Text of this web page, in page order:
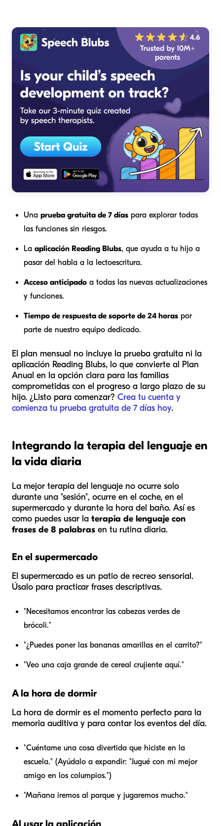
Una prueba gratuita de 7 días para explorar todas
las funciones sin riesgos.
La aplicación Reading Blubs, que ayuda a tu hijo a
pasar del habla a la lectoescritura.
Acceso anticipado a todas las nuevas actualizaciones
y funciones.
Tiempo de respuesta de soporte de 24 horas por
parte de nuestro equipo dedicado.
El plan mensual no incluye la prueba gratuita ni la
aplicación Reading Blubs, lo que convierte al Plan
Anual en la opción clara para las familias
comprometidas con el progreso a largo plazo de su
hijo. ¿Listo para comenzar? Crea tu cuenta y
comienza tu prueba gratuita de 7 días hoy.
Integrando la terapia del lenguaje en
la vida diaria
La mejor terapia del lenguaje no ocurre solo
durante una "sesión", ocurre en el coche, en el
supermercado y durante la hora del baño. Así es
como puedes usar la terapia de lenguaje con
frases de 8 palabras en tu rutina diaria.
En el supermercado
El supermercado es un patio de recreo sensorial.
Úsalo para practicar frases descriptivas.
"Necesitamos encontrar las cabezas verdes de
brócoli."
"¿Puedes poner las bananas amarillas en el carrito?"
"Veo una caja grande de cereal crujiente aquí."
A la hora de dormir
La hora de dormir es el momento perfecto para la
memoria auditiva y para contar los eventos del día.
"Cuéntame una cosa divertida que hiciste en la
escuela." (Ayúdalo a expandir: "Jugué con mi mejor
amigo en los columpios.")
"Mañana iremos al parque y jugaremos mucho."
Al usar la aplicación